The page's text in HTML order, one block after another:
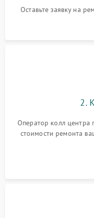
Оставьте заявку на
2.
Оператор колл центра
стоимости ремонта